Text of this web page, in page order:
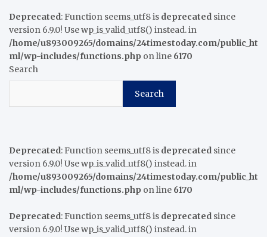
Deprecated: Function seems_utf8 is deprecated since
version 6.9.0! Use wp_is_valid_utf8() instead. in
/home/u893009265/domains/24timestoday.com/public_ht
ml/wp-includes/functions.php on line 6170
Search
Search
Deprecated: Function seems_utf8 is deprecated since
version 6.9.0! Use wp_is_valid_utf8() instead. in
/home/u893009265/domains/24timestoday.com/public_ht
ml/wp-includes/functions.php on line 6170
Deprecated: Function seems_utf8 is deprecated since
version 6.9.0! Use wp_is_valid_utf8() instead. in